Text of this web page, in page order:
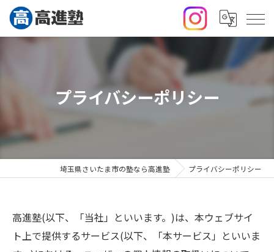
プライバシーポリシー
埼玉県さいたま市の塾なら高進塾 プライバシーポリシー
高進塾(以下、「当社」といいます。)は、本ウェブサイ
ト上で提供するサービス(以下、「本サービス」といいま